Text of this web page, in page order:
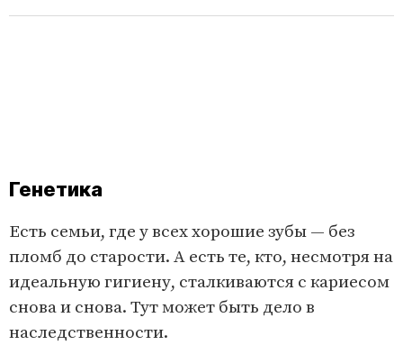
Генетика
Есть семьи, где у всех хорошие зубы — без
пломб до старости. А есть те, кто, несмотря на
идеальную гигиену, сталкиваются с кариесом
снова и снова. Тут может быть дело в
наследственности.